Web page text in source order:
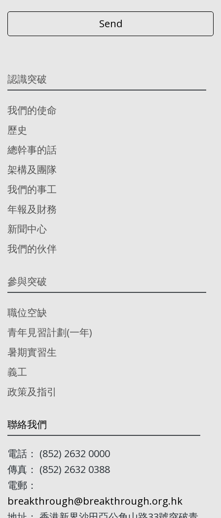
認識突破
我們的使命
歷史
總幹事的話
架構及團隊
我們的事工
年報及財務
新聞中心
我們的伙伴
參與突破
職位空缺
青年見習計劃(一年)
暑期實習生
義工
政策及指引
聯絡我們
電話： (852) 2632 0000
傳真： (852) 2632 0388
電郵：
breakthrough@breakthrough.org.hk